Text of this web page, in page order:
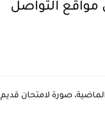
تثير الجدل على مواقع التواصل
صورة لامتحان قديم